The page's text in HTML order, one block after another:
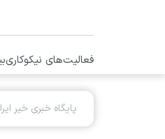
فعالیت‌های نیکوکاری
پایگاه خبری خیر